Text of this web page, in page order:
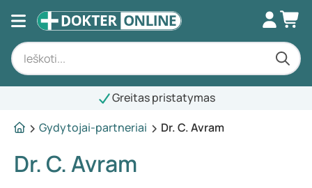
Greitas pristatymas
Gydytojai-partneriai
Dr. C. Avram
Dr. C. Avram